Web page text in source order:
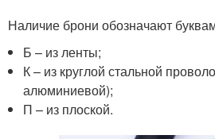
Наличие брони обозначают
Б – из ленты;
К – из круглой стальной
алюминиевой);
П – из плоской.